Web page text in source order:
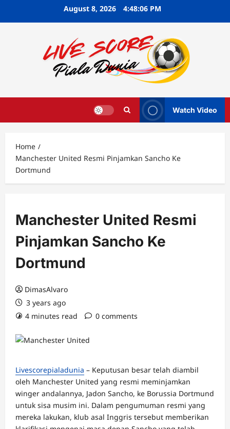
August 8, 2026 4:48:07 PM
Watch Video
Home
Manchester United Resmi Pinjamkan Sancho Ke
Dortmund
Manchester United Resmi
Pinjamkan Sancho Ke
Dortmund
DimasAlvaro
3 years ago
4 minutes read
0 comments
Livescorepialadunia – Keputusan besar telah diambil
oleh Manchester United yang resmi meminjamkan
winger andalannya, Jadon Sancho, ke Borussia Dortmund
untuk sisa musim ini. Dalam pengumuman resmi yang
mereka lakukan, klub asal Inggris tersebut memberikan